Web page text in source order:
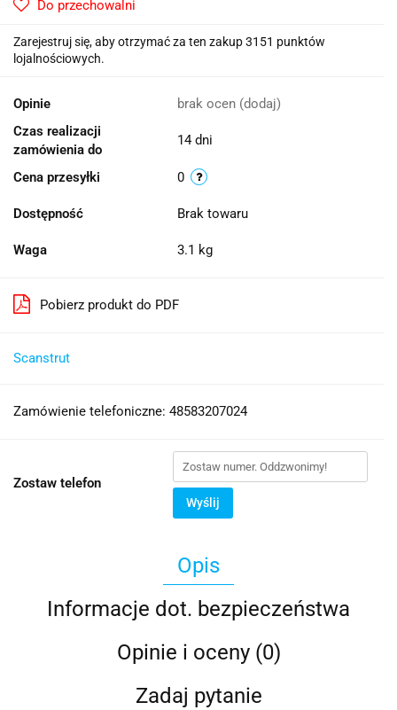
Do przechowalni
Zarejestruj się, aby otrzymać za ten zakup 3151 punktów
lojalnościowych.
Opinie brak ocen (dodaj)
Czas realizacji
zamówienia do
14 dni
Cena przesyłki 0
Dostępność Brak towaru
Waga 3.1 kg
Pobierz produkt do PDF
​Scanstrut
Zamówienie telefoniczne: 48583207024
Zostaw telefon
Wyślij
Opis
Informacje dot. bezpieczeństwa
Opinie i oceny (0)
Zadaj pytanie